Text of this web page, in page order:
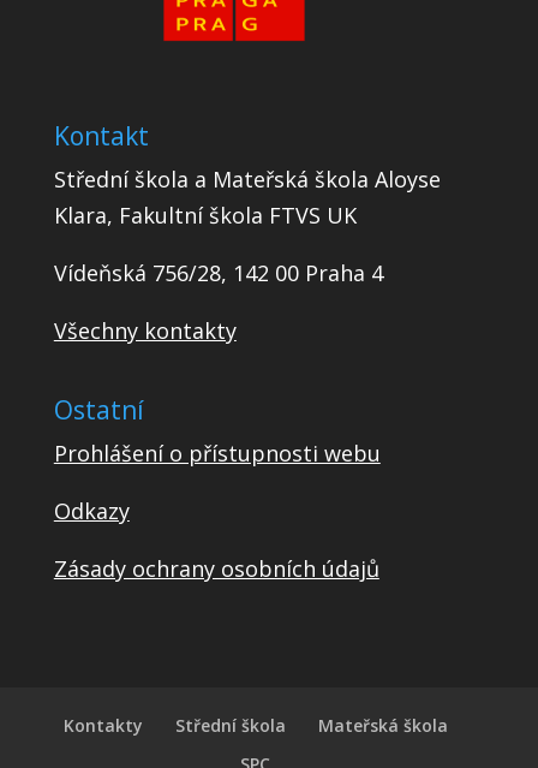
Kontakt
Střední škola a Mateřská škola Aloyse
Klara, Fakultní škola FTVS UK
Vídeňská 756/28, 142 00 Praha 4
Všechny kontakty
Ostatní
Prohlášení o přístupnosti webu
Odkazy
Zásady ochrany osobních údajů
Kontakty Střední škola
Mateřská škola